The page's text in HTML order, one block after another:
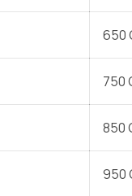
650
750
850
950